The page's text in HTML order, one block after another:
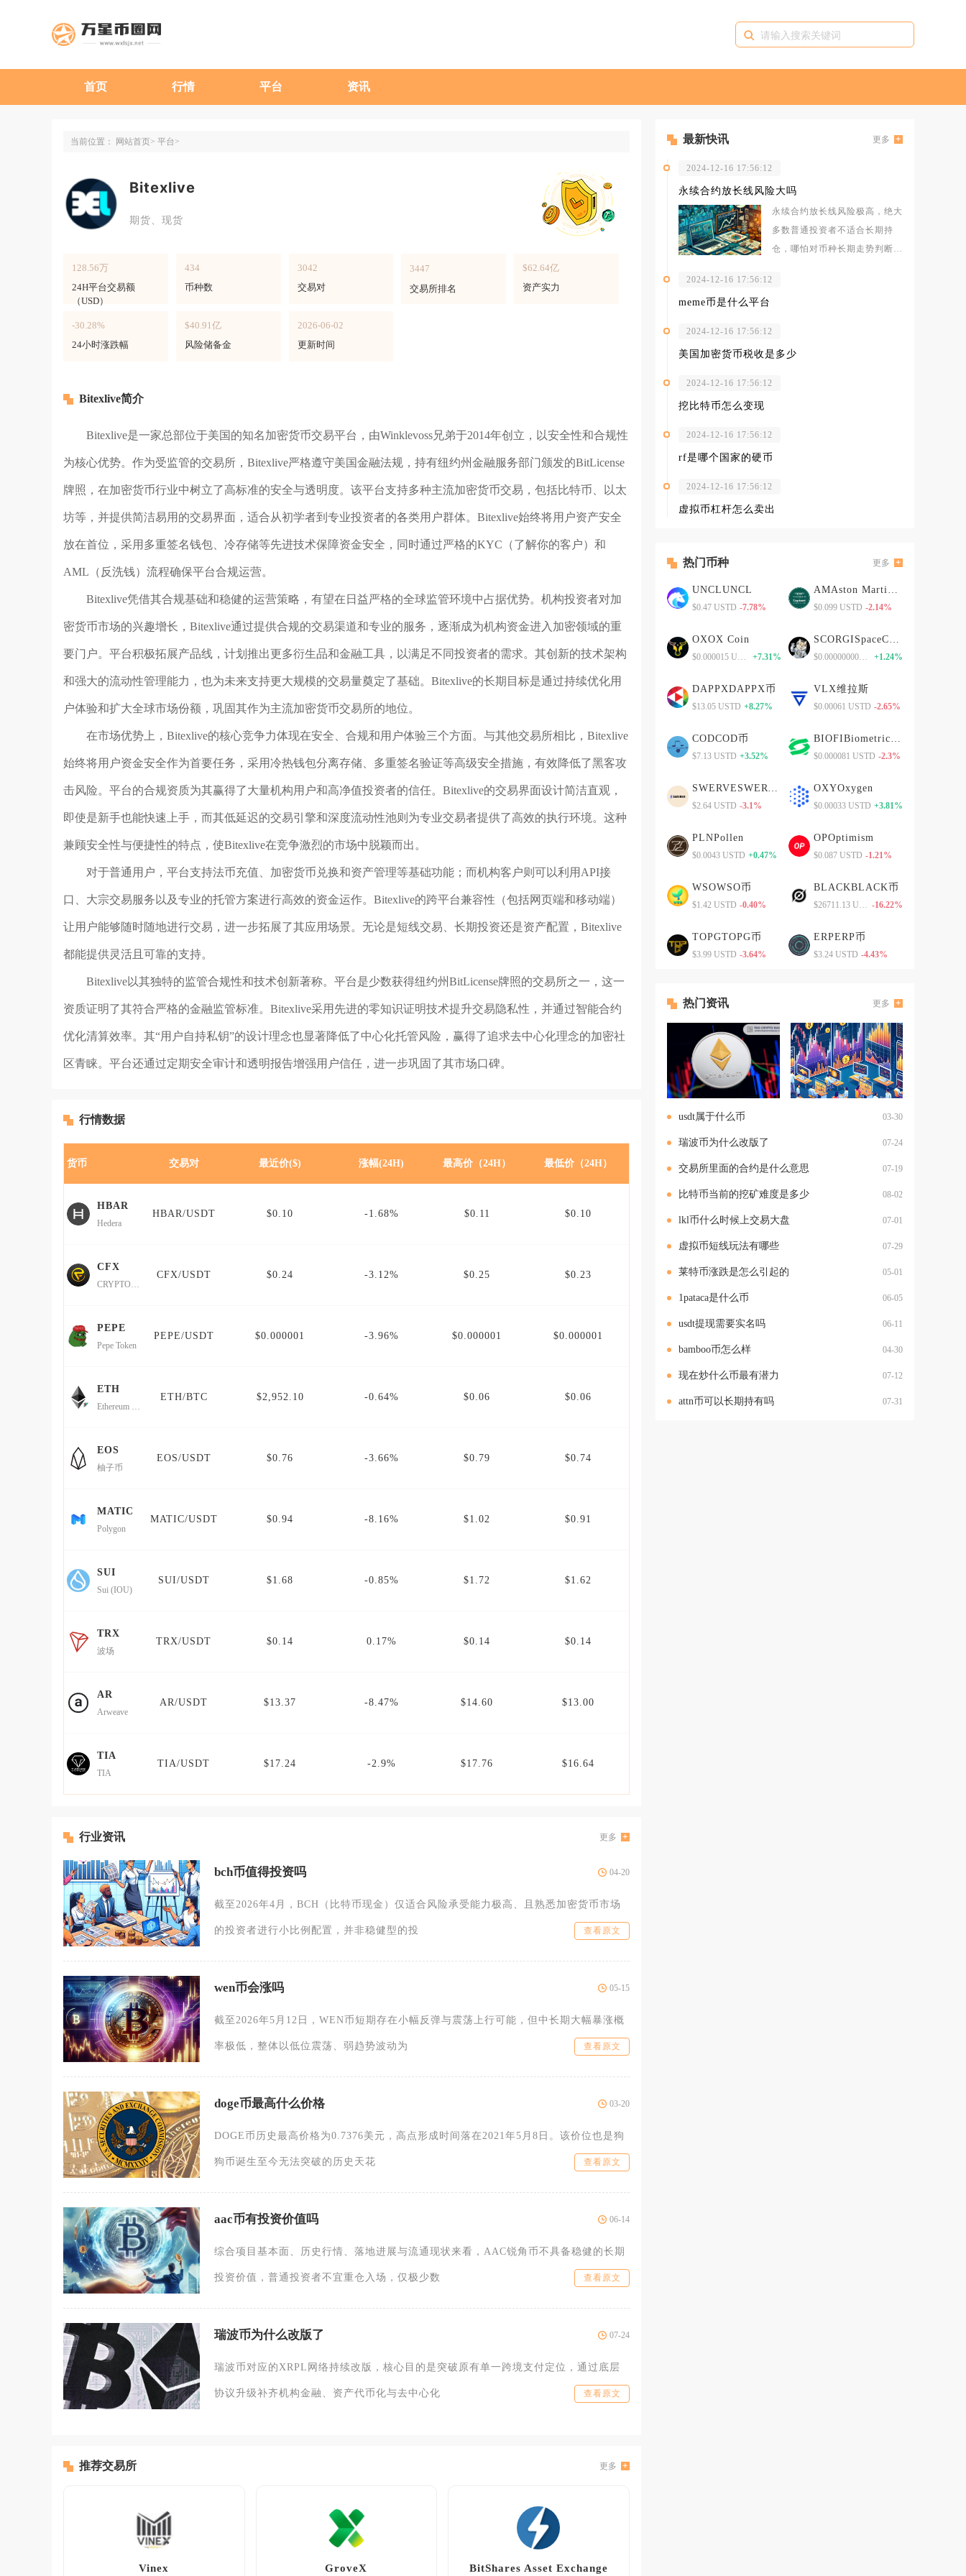
首页 行情 平台 资讯
当前位置： 网站首页 平台
Bitexlive
期货、现货
128.56万
24H平台交易额
（USD）
434
币种数
3042
交易对
3447
交易所排名
$62.64亿
资产实力
-30.28%
24小时涨跌幅
$40.91亿
风险储备金
2026-06-02
更新时间
Bitexlive简介
Bitexlive是一家总部位于美国的知名加密货币交易平台，由Winklevoss兄弟于2014年创立，以安全性和合规性
为核心优势。作为受监管的交易所，Bitexlive严格遵守美国金融法规，持有纽约州金融服务部门颁发的BitLicense
牌照，在加密货币行业中树立了高标准的安全与透明度。该平台支持多种主流加密货币交易，包括比特币、以太
坊等，并提供简洁易用的交易界面，适合从初学者到专业投资者的各类用户群体。Bitexlive始终将用户资产安全
放在首位，采用多重签名钱包、冷存储等先进技术保障资金安全，同时通过严格的KYC（了解你的客户）和
AML（反洗钱）流程确保平台合规运营。
Bitexlive凭借其合规基础和稳健的运营策略，有望在日益严格的全球监管环境中占据优势。机构投资者对加
密货币市场的兴趣增长，Bitexlive通过提供合规的交易渠道和专业的服务，逐渐成为机构资金进入加密领域的重
要门户。平台积极拓展产品线，计划推出更多衍生品和金融工具，以满足不同投资者的需求。其创新的技术架构
和强大的流动性管理能力，也为未来支持更大规模的交易量奠定了基础。Bitexlive的长期目标是通过持续优化用
户体验和扩大全球市场份额，巩固其作为主流加密货币交易所的地位。
在市场优势上，Bitexlive的核心竞争力体现在安全、合规和用户体验三个方面。与其他交易所相比，Bitexlive
始终将用户资金安全作为首要任务，采用冷热钱包分离存储、多重签名验证等高级安全措施，有效降低了黑客攻
击风险。平台的合规资质为其赢得了大量机构用户和高净值投资者的信任。Bitexlive的交易界面设计简洁直观，
即使是新手也能快速上手，而其低延迟的交易引擎和深度流动性池则为专业交易者提供了高效的执行环境。这种
兼顾安全性与便捷性的特点，使Bitexlive在竞争激烈的市场中脱颖而出。
对于普通用户，平台支持法币充值、加密货币兑换和资产管理等基础功能；而机构客户则可以利用API接
口、大宗交易服务以及专业的托管方案进行高效的资金运作。Bitexlive的跨平台兼容性（包括网页端和移动端）
让用户能够随时随地进行交易，进一步拓展了其应用场景。无论是短线交易、长期投资还是资产配置，Bitexlive
都能提供灵活且可靠的支持。
Bitexlive以其独特的监管合规性和技术创新著称。平台是少数获得纽约州BitLicense牌照的交易所之一，这一
资质证明了其符合严格的金融监管标准。Bitexlive采用先进的零知识证明技术提升交易隐私性，并通过智能合约
优化清算效率。其“用户自持私钥”的设计理念也显著降低了中心化托管风险，赢得了追求去中心化理念的加密社
区青睐。平台还通过定期安全审计和透明报告增强用户信任，进一步巩固了其市场口碑。
行情数据
货币 交易对 最近价($) 涨幅(24H) 最高价（24H） 最低价（24H）
HBAR
Hedera
HBAR/USDT $0.10 -1.68% $0.11 $0.10
CFX
CRYPTOFOREX
CFX/USDT $0.24 -3.12% $0.25 $0.23
PEPE
Pepe Token
PEPE/USDT $0.000001 -3.96% $0.000001 $0.000001
ETH
Ethereum (Wormhole)
ETH/BTC $2,952.10 -0.64% $0.06 $0.06
EOS
柚子币
EOS/USDT $0.76 -3.66% $0.79 $0.74
MATIC
Polygon
MATIC/USDT $0.94 -8.16% $1.02 $0.91
SUI
Sui (IOU)
SUI/USDT $1.68 -0.85% $1.72 $1.62
TRX
波场
TRX/USDT $0.14 0.17% $0.14 $0.14
AR
Arweave
AR/USDT $13.37 -8.47% $14.60 $13.00
TIA
TIA
TIA/USDT $17.24 -2.9% $17.76 $16.64
行业资讯 更多
bch币值得投资吗 04-20
截至2026年4月，BCH（比特币现金）仅适合风险承受能力极高、且熟悉加密货币市场
的投资者进行小比例配置，并非稳健型的投 查看原文
wen币会涨吗 05-15
截至2026年5月12日，WEN币短期存在小幅反弹与震荡上行可能，但中长期大幅暴涨概
率极低，整体以低位震荡、弱趋势波动为 查看原文
doge币最高什么价格 03-20
DOGE币历史最高价格为0.7376美元，高点形成时间落在2021年5月8日。该价位也是狗
狗币诞生至今无法突破的历史天花 查看原文
aac币有投资价值吗 06-14
综合项目基本面、历史行情、落地进展与流通现状来看，AAC锐角币不具备稳健的长期
投资价值，普通投资者不宜重仓入场，仅极少数 查看原文
瑞波币为什么改版了 07-24
瑞波币对应的XRPL网络持续改版，核心目的是突破原有单一跨境支付定位，通过底层
协议升级补齐机构金融、资产代币化与去中心化 查看原文
推荐交易所 更多
Vinex GroveX BitShares Asset Exchange
最新快讯 更多
2024-12-16 17:56:12
永续合约放长线风险大吗
永续合约放长线风险极高，绝大
多数普通投资者不适合长期持
仓，哪怕对币种长期走势判断准
2024-12-16 17:56:12
meme币是什么平台
2024-12-16 17:56:12
美国加密货币税收是多少
2024-12-16 17:56:12
挖比特币怎么变现
2024-12-16 17:56:12
rf是哪个国家的硬币
2024-12-16 17:56:12
虚拟币杠杆怎么卖出
热门币种 更多
UNCLUNCL
$0.47 USTD -7.78%
AMAston Martin Cognizant Fan Token
$0.099 USTD -2.14%
OXOX Coin
$0.000015 USTD +7.31%
SCORGISpaceCorgi
$0.00000000010 USTD +1.24%
DAPPXDAPPX币
$13.05 USTD +8.27%
VLX维拉斯
$0.00061 USTD -2.65%
CODCOD币
$7.13 USTD +3.52%
BIOFIBiometric Financial
$0.000081 USTD -2.3%
SWERVESWERVE币
$2.64 USTD -3.1%
OXYOxygen
$0.00033 USTD +3.81%
PLNPollen
$0.0043 USTD +0.47%
OPOptimism
$0.087 USTD -1.21%
WSOWSO币
$1.42 USTD -0.40%
BLACKBLACK币
$26711.13 USTD -16.22%
TOPGTOPG币
$3.99 USTD -3.64%
ERPERP币
$3.24 USTD -4.43%
热门资讯 更多
usdt属于什么币 03-30
瑞波币为什么改版了 07-24
交易所里面的合约是什么意思 07-19
比特币当前的挖矿难度是多少 08-02
lkl币什么时候上交易大盘 07-01
虚拟币短线玩法有哪些 07-29
莱特币涨跌是怎么引起的 05-01
1pataca是什么币 06-05
usdt提现需要实名吗 06-11
bamboo币怎么样 04-30
现在炒什么币最有潜力 07-12
attn币可以长期持有吗 07-31